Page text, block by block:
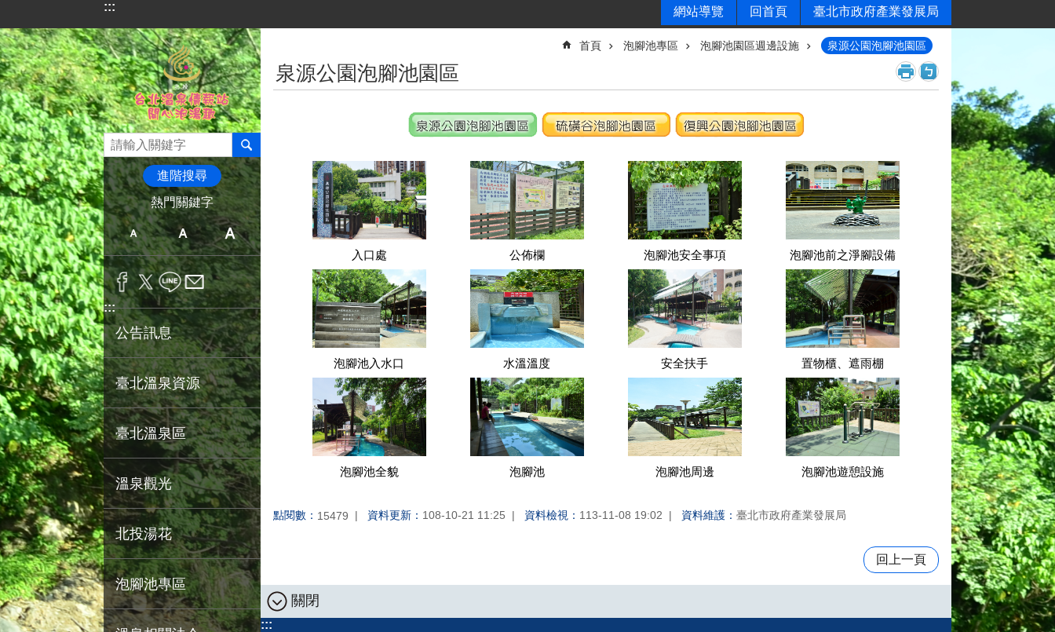
跳到主要內容區塊
::: 網站導覽 回首頁 臺北市政府產業發展局
進階搜尋
熱門關鍵字
:::
公告訊息
臺北溫泉資源
臺北溫泉區
溫泉觀光
北投湯花
泡腳池專區
首頁 泡腳池專區 泡腳池園區週邊設施 泉源公園泡腳池園區
泉源公園泡腳池園區
入口處 公佈欄 泡腳池安全事項 泡腳池前之淨腳設備
泡腳池入水口 水溫溫度 安全扶手 置物櫃、遮雨棚
泡腳池全貌 泡腳池 泡腳池周邊 泡腳池遊憩設施
點閱數： 15479 資料更新： 108-10-21 11:25 資料檢視： 113-11-08 19:02 資料維護： 臺北市政府產業發展局
回上一頁
關閉
:::